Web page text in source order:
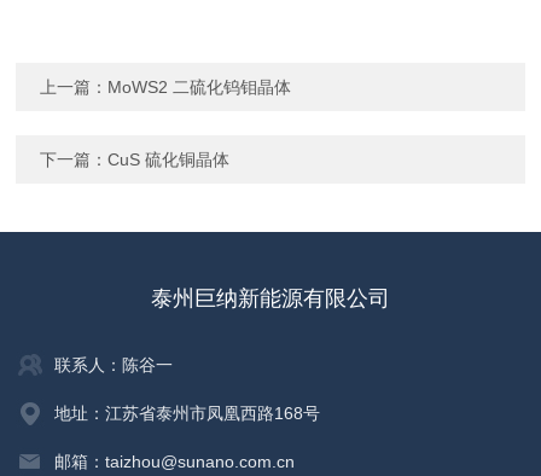
上一篇： MoWS2 二硫化钨钼晶体
下一篇：CuS 硫化铜晶体
泰州巨纳新能源有限公司
联系人：陈谷一
地址：江苏省泰州市凤凰西路168号
邮箱：taizhou@sunano.com.cn